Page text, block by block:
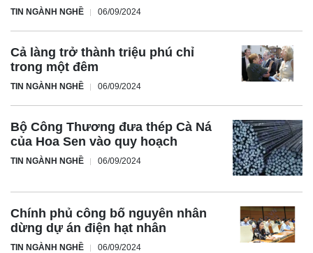
TIN NGÀNH NGHỀ 06/09/2024
Cả làng trở thành triệu phú chỉ
trong một đêm
TIN NGÀNH NGHỀ 06/09/2024
Bộ Công Thương đưa thép Cà Ná
của Hoa Sen vào quy hoạch
TIN NGÀNH NGHỀ 06/09/2024
Chính phủ công bố nguyên nhân
dừng dự án điện hạt nhân
TIN NGÀNH NGHỀ 06/09/2024